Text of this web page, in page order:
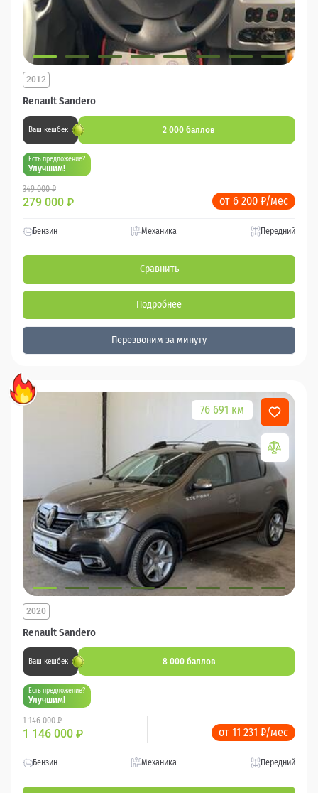
Renault Sandero
2012
Ваш кешбек 2 000 баллов
Есть предложение?
Улучшим!
349 000 ₽
279 000 ₽ от 6 200 ₽/мес
Бензин Механика Передний
Сравнить
Подробнее
Перезвоним за минуту
76 691 км
Renault Sandero
2020
Ваш кешбек 8 000 баллов
Есть предложение?
Улучшим!
1 146 000 ₽
1 146 000 ₽ от 11 231 ₽/мес
Бензин Механика Передний